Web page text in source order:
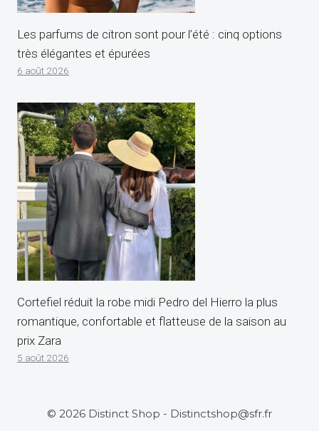
Les parfums de citron sont pour l’été : cinq options
très élégantes et épurées
6 août 2026
Cortefiel réduit la robe midi Pedro del Hierro la plus
romantique, confortable et flatteuse de la saison au
prix Zara
5 août 2026
© 2026 Distinct Shop - Distinctshop@sfr.fr